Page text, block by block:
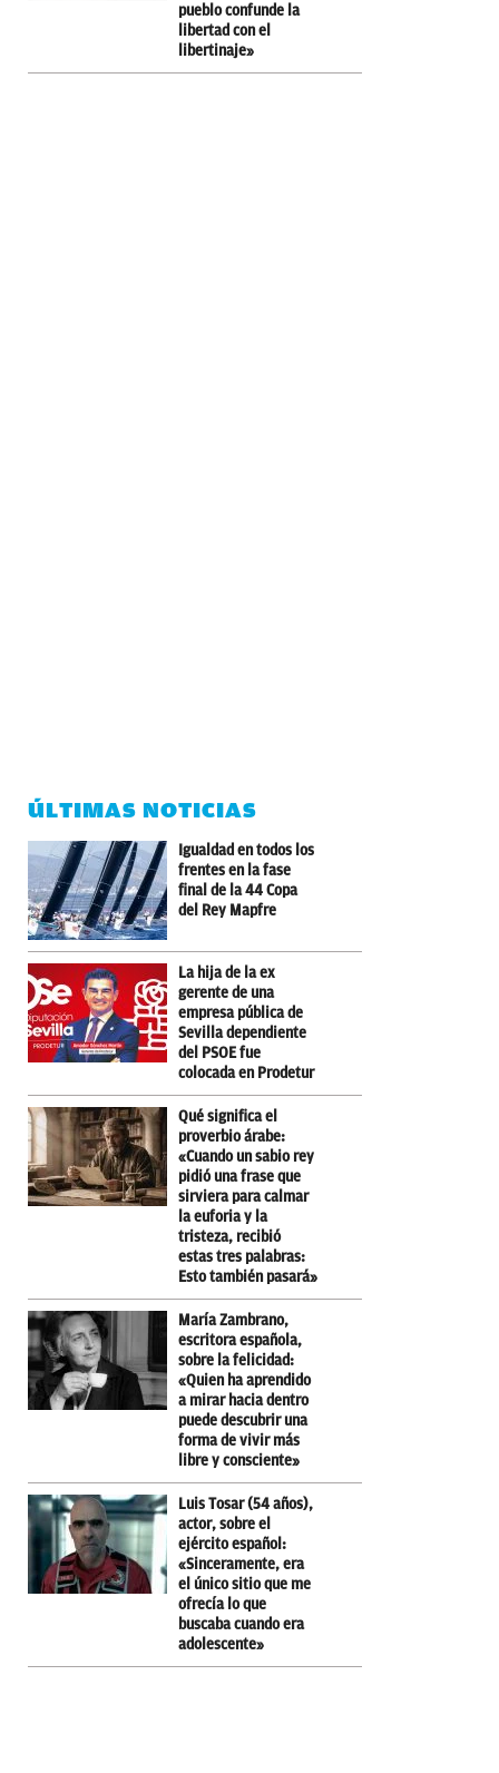
pueblo confunde la
libertad con el
libertinaje»
ÚLTIMAS NOTICIAS
Igualdad en todos los
frentes en la fase
final de la 44 Copa
del Rey Mapfre
La hija de la ex
gerente de una
empresa pública de
Sevilla dependiente
del PSOE fue
colocada en Prodetur
Qué significa el
proverbio árabe:
«Cuando un sabio rey
pidió una frase que
sirviera para calmar
la euforia y la
tristeza, recibió
estas tres palabras:
Esto también pasará»
María Zambrano,
escritora española,
sobre la felicidad:
«Quien ha aprendido
a mirar hacia dentro
puede descubrir una
forma de vivir más
libre y consciente»
Luis Tosar (54 años),
actor, sobre el
ejército español:
«Sinceramente, era
el único sitio que me
ofrecía lo que
buscaba cuando era
adolescente»